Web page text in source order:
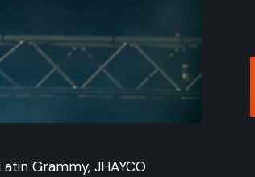
Grammy, JHAYCO